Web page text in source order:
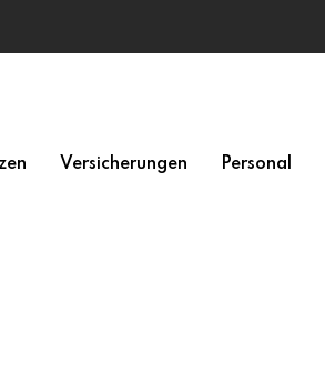
Versicherungen Personal